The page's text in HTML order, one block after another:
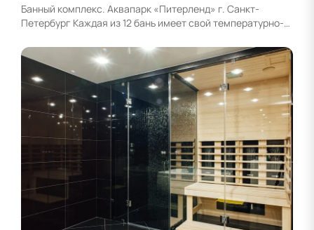
Банный комплекс. Аквапарк «Питерленд» г. Санкт-
Петербург Каждая из 12 бань имеет свой температурно-
оборудование, установленное компанией Хитлайн.
Именно это оборудование позволяет обеспечивать
бесперебойную работу комплекса.